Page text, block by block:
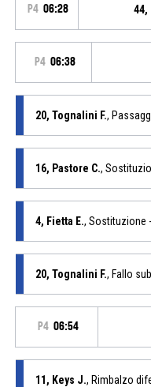
P4 06:28 44,
P4 06:38
20, Tognalini F.,
16, Pastore C.,
4, Fietta E., Sostituzione
20, Tognalini F., Fallo
P4 06:54
11, Keys J., Rimbalzo